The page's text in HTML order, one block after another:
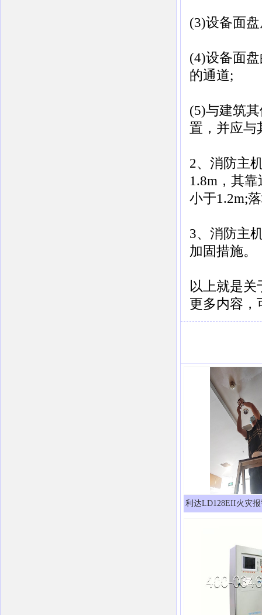
(3)设备面
(4)设备面
的通道;
(5)与建筑
置，并应与
2、消防主
1.8m，其
小于1.2m;
3、消防主
加固措施。
以上就是关
更多内容，
利达LD128EII火灾